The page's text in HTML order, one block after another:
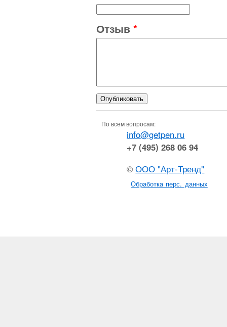
Отзыв *
По всем вопросам:
info@getpen.ru
+7 (495) 268 06 94
©ООО "Арт-Тренд"
Обработка перс. данных